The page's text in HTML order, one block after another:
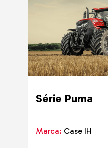
Série Puma
Marca: Case IH